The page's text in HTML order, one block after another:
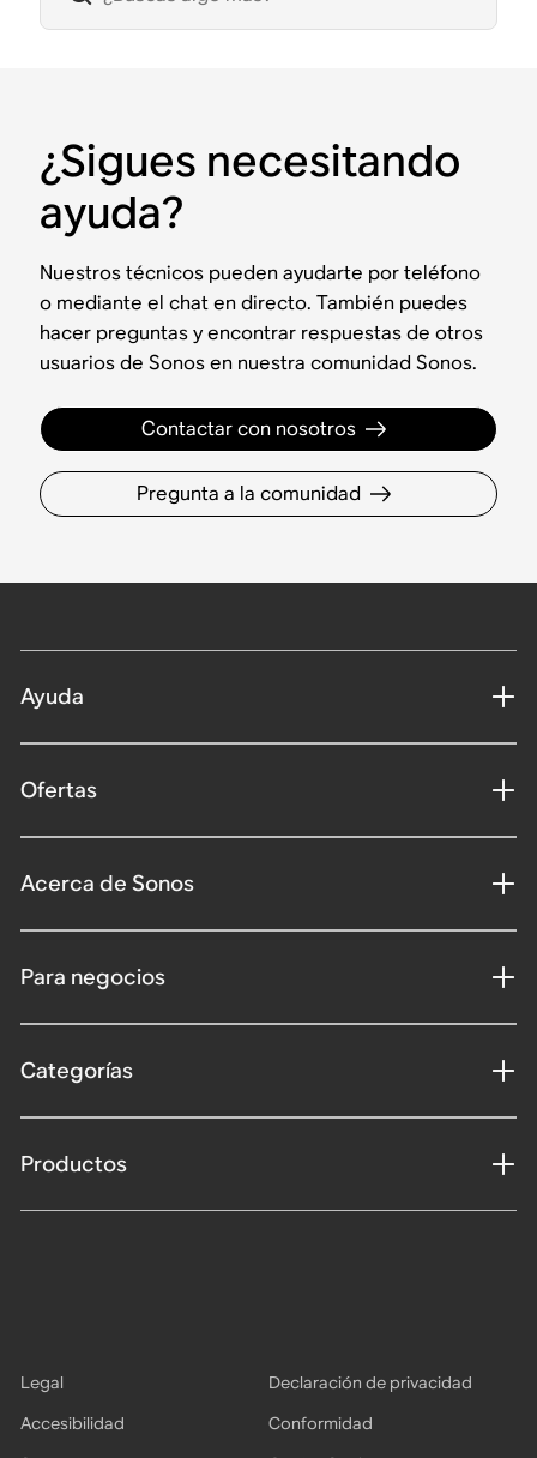
¿Sigues necesitando
ayuda?
Nuestros técnicos pueden ayudarte por teléfono
o mediante el chat en directo. También puedes
hacer preguntas y encontrar respuestas de otros
usuarios de Sonos en nuestra comunidad Sonos.
Contactar con nosotros
Pregunta a la comunidad
Ayuda
Ofertas
Acerca de Sonos
Para negocios
Categorías
Productos
Legal
Declaración de privacidad
Accesibilidad
Conformidad